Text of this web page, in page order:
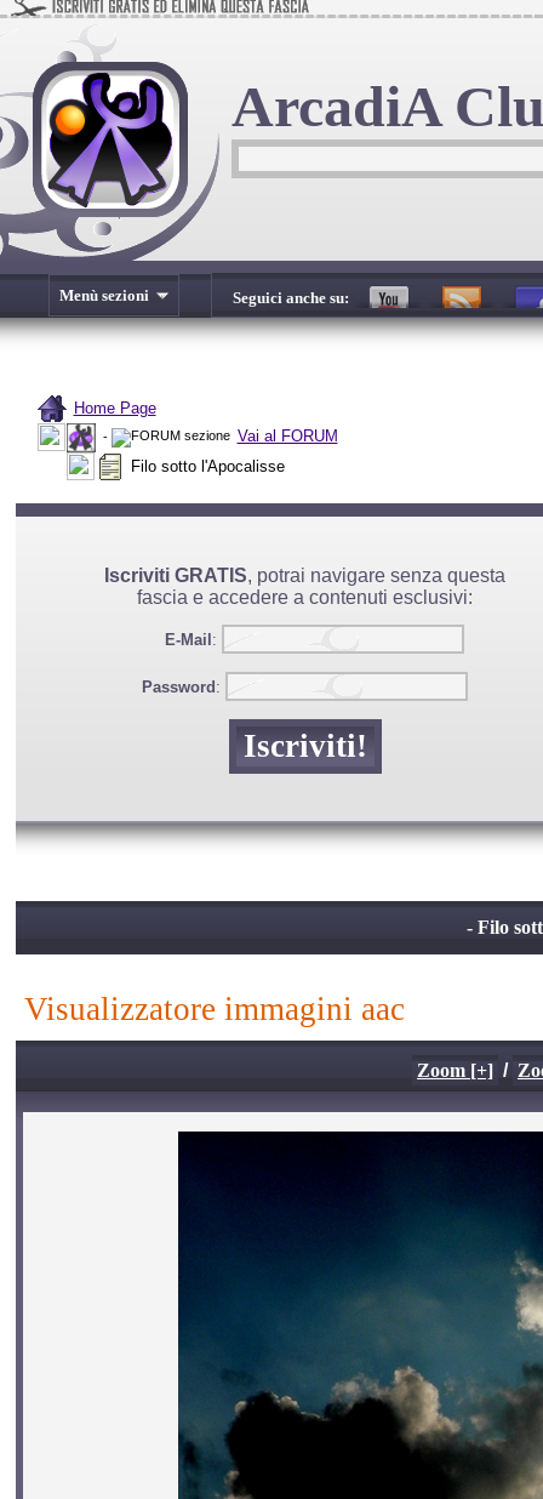
ArcadiA
Menù sezioni Seguici anche su:
Home Page
-
Vai al FORUM
Filo sotto l'Apocalisse
Iscriviti GRATIS, potrai navigare senza questa
fascia e accedere a contenuti esclusivi:
E-Mail :
Password :
- Filo
visualizzatore immagini aac
Zoom [+] /